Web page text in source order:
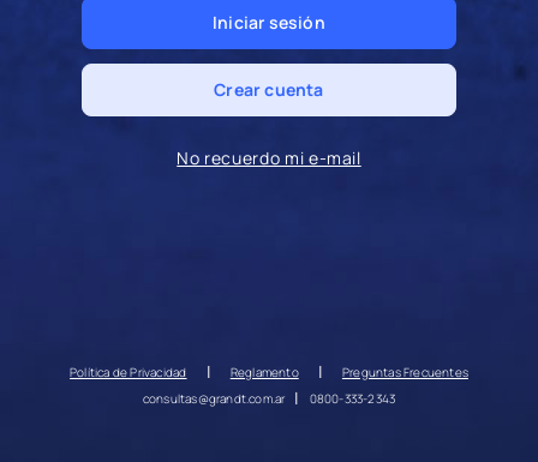
Iniciar sesión
Crear cuenta
No recuerdo mi e-mail
Política de Privacidad | Reglamento |
Preguntas Frecuentes
consultas@grandt.com.ar
| 0800-333-2343